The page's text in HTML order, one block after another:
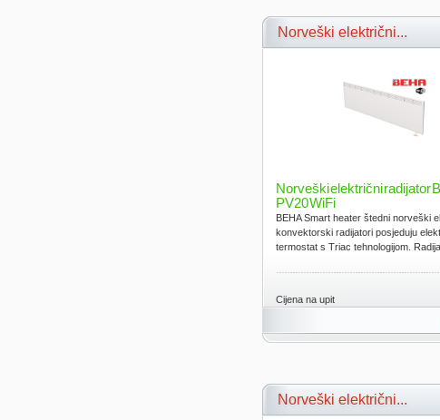
Norveški električni...
Norveški električni radijator
PV20 WiFi
BEHA Smart heater štedni norveški
konvektorski radijatori posjeduju
termostat s Triac tehnologijom.
Cijena na upit
Norveški električni...